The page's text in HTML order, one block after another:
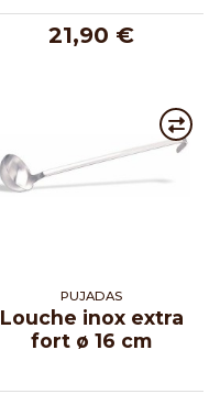
21,90 €
PUJADAS
Louche inox extra
fort ø 16 cm